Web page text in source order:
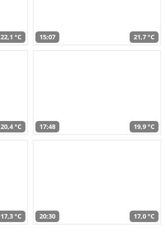
22,1 °C 15:07 21,7 °C
20,4 °C 17:48 19,9 °C
17,3 °C 20:30 17,0 °C